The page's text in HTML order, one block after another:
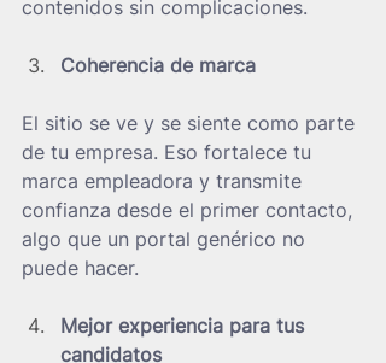
contenidos sin complicaciones.
Coherencia de marca
El sitio se ve y se siente como parte
de tu empresa. Eso fortalece tu
marca empleadora y transmite
confianza desde el primer contacto,
algo que un portal genérico no
puede hacer.
Mejor experiencia para tus
candidatos